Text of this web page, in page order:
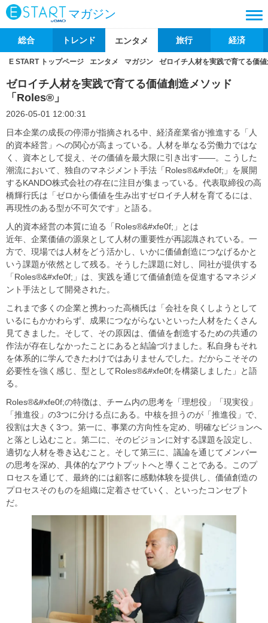
マガジン
総合 トレンド エンタメ 旅行 経済
E START トップページ エンタメ マガジン ゼロイチ人材を実践で育てる価
ゼロイチ人材を実践で育てる価値創造メソッド
「Roles®️」
2026-05-01 12:00:31
日本企業の成長の停滞が指摘される中、経済産業省が推進する「人
的資本経営」への関心が高まっている。人材を単なる労働力ではな
く、資本として捉え、その価値を最大限に引き出す——。こうした
潮流において、独自のマネジメント手法「Roles®&#xfe0f;」を展開
するKANDO株式会社の存在に注目が集まっている。代表取締役の高
橋輝行氏は「ゼロから価値を生み出すゼロイチ人材を育てるには、
再現性のある型が不可欠です」と語る。
人的資本経営の本質に迫る「Roles®&#xfe0f;」とは
近年、企業価値の源泉として人材の重要性が再認識されている。一
方で、現場では人材をどう活かし、いかに価値創造につなげるかと
いう課題が依然として残る。そうした課題に対し、同社が提供する
「Roles®&#xfe0f;」は、実践を通じて価値創造を促進するマネジメ
ント手法として開発された。
これまで多くの企業と携わった高橋氏は「会社を良くしようとして
いるにもかかわらず、成果につながらないといった人材をたくさん
見てきました。そして、その原因は、価値を創造するための共通の
作法が存在しなかったことにあると結論づけました。私自身もそれ
を体系的に学んできたわけではありませんでした。だからこそその
必要性を強く感じ、型としてRoles®&#xfe0f;を構築しました」と語
る。
Roles®&#xfe0f;の特徴は、チーム内の思考を「理想役」「現実役」
「推進役」の3つに分ける点にある。中核を担うのが「推進役」で、
役割は大きく3つ。第一に、事業の方向性を定め、明確なビジョンへ
と落とし込むこと。第二に、そのビジョンに対する課題を設定し、
適切な人材を巻き込むこと。そして第三に、議論を通じてメンバー
の思考を深め、具体的なアウトプットへと導くことである。このプ
ロセスを通じて、最終的には顧客に感動体験を提供し、価値創造の
プロセスそのものを組織に定着させていく、といったコンセプト
だ。